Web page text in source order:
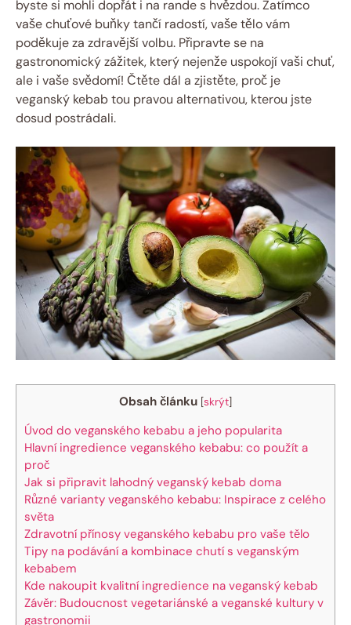
byste si mohli dopřát i na rande s hvězdou. Zatímco
vaše chuťové buňky tančí radostí, vaše tělo vám
poděkuje za zdravější volbu. Připravte se na
gastronomický zážitek, který nejenže uspokojí vaši chuť,
ale i vaše svědomí! Čtěte dál a zjistěte, proč je
veganský kebab tou pravou alternativou, kterou jste
dosud postrádali.
Obsah článku [skrýt]
Úvod do veganského kebabu a jeho popularita
Hlavní ingredience veganského kebabu: co použít a
proč
Jak si připravit lahodný veganský kebab doma
Různé varianty veganského kebabu: Inspirace z celého
světa
Zdravotní přínosy veganského kebabu pro vaše tělo
Tipy na podávání a kombinace chutí s veganským
kebabem
Kde nakoupit kvalitní ingredience na veganský kebab
Závěr: Budoucnost vegetariánské a veganské kultury v
gastronomii